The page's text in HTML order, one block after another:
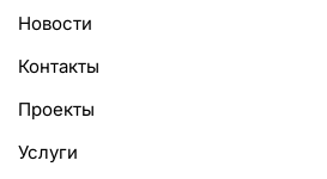
Новости
Контакты
Проекты
Услуги